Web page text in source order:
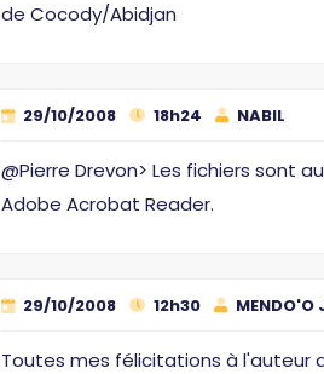
de Cocody/Abidjan
29/10/2008 18h24 NABIL
@Pierre Drevon> Les fichiers sont
Adobe Acrobat Reader.
29/10/2008 12h30 MENDO'O
Toutes mes félicitations à l'auteur